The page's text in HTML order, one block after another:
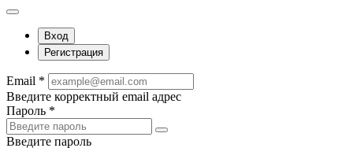
Вход
Регистрация
Email *
Введите корректный email адрес
Пароль *
Введите пароль